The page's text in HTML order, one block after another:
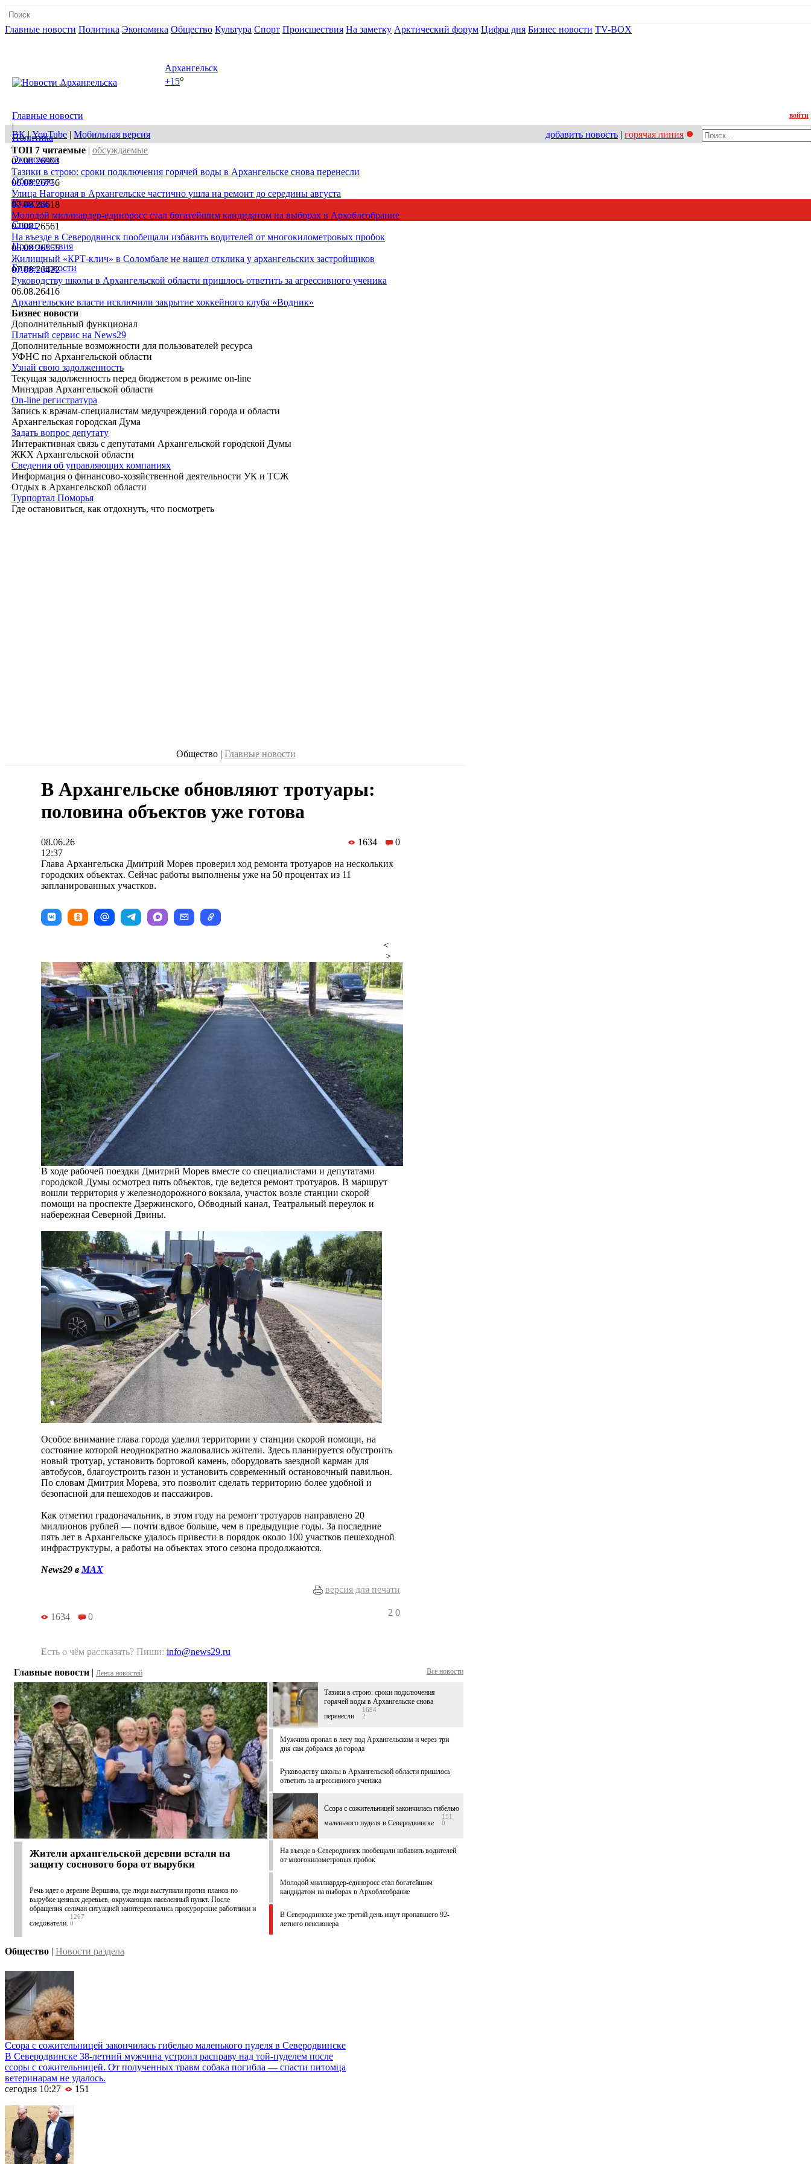
Главные новости Политика Экономика Общество Культура Спорт Происшествия На заметку Арктический форум Цифра дня Бизнес новости TV-BOX
08 августа, сб
Архангельск
+15o
Главные новости
|
Политика
|
Экономика
|
Общество
|
Культура
|
Спорт
|
Происшествия
|
Бизнес новости
|
войти
ВК|YouTube | Мобильная версия добавить новость | горячая линия
ТОП 7 читаемые | обсуждаемые
07.08.26903
Тазики в строю: сроки подключения горячей воды в Архангельске снова перенесли
06.08.26756
Улица Нагорная в Архангельске частично ушла на ремонт до середины августа
07.08.26618
Молодой миллиардер-единоросс стал богатейшим кандидатом на выборах в Архоблсобрание
07.08.26561
На въезде в Северодвинск пообещали избавить водителей от многокилометровых пробок
06.08.26555
Жилищный «КРТ-клич» в Соломбале не нашел отклика у архангельских застройщиков
07.08.26422
Руководству школы в Архангельской области пришлось ответить за агрессивного ученика
06.08.26416
Архангельские власти исключили закрытие хоккейного клуба «Водник»
Бизнес новости
Дополнительный функционал
Платный сервис на News29
Дополнительные возможности для пользователей ресурса
УФНС по Архангельской области
Узнай свою задолженность
Текущая задолженность перед бюджетом в режиме on-line
Минздрав Архангельской области
On-line регистратура
Запись к врачам-специалистам медучреждений города и области
Архангельская городская Дума
Задать вопрос депутату
Интерактивная связь с депутатами Архангельской городской Думы
ЖКХ Архангельской области
Сведения об управляющих компаниях
Информация о финансово-хозяйственной деятельности УК и ТСЖ
Отдых в Архангельской области
Турпортал Поморья
Где остановиться, как отдохнуть, что посмотреть
Общество | Главные новости
В Архангельске обновляют тротуары:
половина объектов уже готова
08.06.26
12:37
1634 0
Глава Архангельска Дмитрий Морев проверил ход ремонта тротуаров на нескольких
городских объектах. Сейчас работы выполнены уже на 50 процентах из 11
запланированных участков.
<
>
В ходе рабочей поездки Дмитрий Морев вместе со специалистами и депутатами
городской Думы осмотрел пять объектов, где ведется ремонт тротуаров. В маршрут
вошли территория у железнодорожного вокзала, участок возле станции скорой
помощи на проспекте Дзержинского, Обводный канал, Театральный переулок и
набережная Северной Двины.
Особое внимание глава города уделил территории у станции скорой помощи, на
состояние которой неоднократно жаловались жители. Здесь планируется обустроить
новый тротуар, установить бортовой камень, оборудовать заездной карман для
автобусов, благоустроить газон и установить современный остановочный павильон.
По словам Дмитрия Морева, это позволит сделать территорию более удобной и
безопасной для пешеходов и пассажиров.
Как отметил градоначальник, в этом году на ремонт тротуаров направлено 20
миллионов рублей — почти вдвое больше, чем в предыдущие годы. За последние
пять лет в Архангельске удалось привести в порядок около 100 участков пешеходной
инфраструктуры, а работы на объектах этого сезона продолжаются.
News29 в MAX
версия для печати
1634 0 2 0
Есть о чём рассказать? Пиши: info@news29.ru
Главные новости | Лента новостей Все новости
Жители архангельской деревни встали на
защиту соснового бора от вырубки
Речь идет о деревне Вершина, где люди выступили против планов по
вырубке ценных деревьев, окружающих населенный пункт. После
обращения сельчан ситуацией заинтересовались прокурорские работники и
следователи.
1267
0
Тазики в строю: сроки подключения
горячей воды в Архангельске снова
перенесли
1694
2
Мужчина пропал в лесу под Архангельском и через три
дня сам добрался до города
Руководству школы в Архангельской области пришлось
ответить за агрессивного ученика
Ссора с сожительницей закончилась гибелью
маленького пуделя в Северодвинске
151
0
На въезде в Северодвинск пообещали избавить водителей
от многокилометровых пробок
Молодой миллиардер-единоросс стал богатейшим
кандидатом на выборах в Архоблсобрание
В Северодвинске уже третий день ищут пропавшего 92-
летнего пенсионера
Общество | Новости раздела
Ссора с сожительницей закончилась гибелью маленького пуделя в Северодвинске
В Северодвинске 38-летний мужчина устроил расправу над той-пуделем после
ссоры с сожительницей. От полученных травм собака погибла — спасти питомца
ветеринарам не удалось.
сегодня 10:27
151